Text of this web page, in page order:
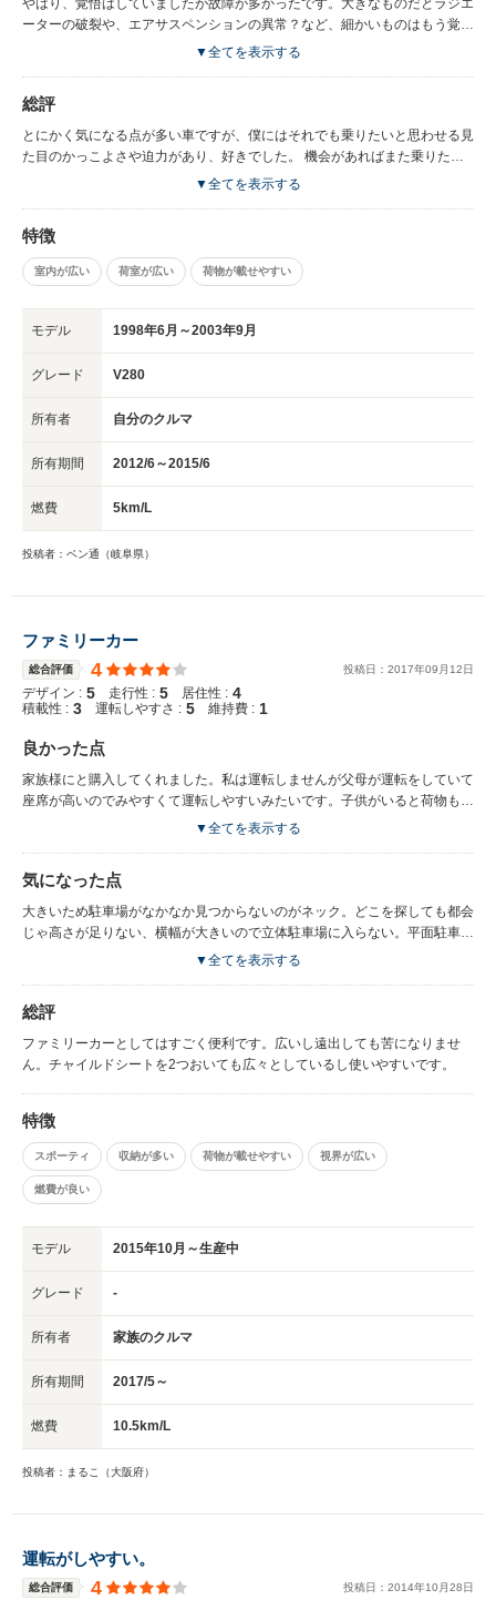
ーターの破裂や、エアサスペンションの異常？など、細かいものはもう覚え
ていられないくらいです。 周囲からは代車の期間の方が長いといわれるこ
登るか不安になるほどでした。 また、シートの移動もスライドじゃなく持
ち上げて置く位置をかえるイメージなので、頻繁に位置をかえるのはめんど
くさいです。
▼全てを表示する
総評
とにかく気になる点が多い車ですが、僕にはそれでも乗りたいと思わせる見
た目のかっこよさや迫力があり、好きでした。 機会があればまた乗りたい
▼全てを表示する
特徴
室内が広い 荷室が広い 荷物が載せやすい
モデル 1998年6月～2003年9月
グレード V280
所有者 自分のクルマ
所有期間 2012/6～2015/6
燃費 5km/L
投稿者：ベン通（岐阜県）
ファミリーカー
総合評価 4 投稿日： 2017年09 月 12日
デザイン : 5 走行性 : 5 居住性 : 4
積載性 : 3 運転しやすさ : 5 維持費 : 1
良かった点
家族様にと購入してくれました。私は運転しませんが父母が運転をしていて
座席が高いのでみやすくて運転しやすいみたいです。子供がいると荷物も増
えるし買い物してもたっぷりのるし、ベビーカーも乗せれるので便利です。
喜んでいます。ドアの開閉もボタン1つでできるので便利です。子供でも力
なく開けれてしまうのでロックがあればなお良いと思います。
▼全てを表示する
気になった点
大きいため駐車場がなかなか見つからないのがネック。どこを探しても都会
じゃ高さが足りない、横幅が大きいので立体駐車場に入らない。平面駐車場
しか無理なので家の近くに停めることができなかった。また出かけても大き
た。後部座席部に窓がないので少しだけでも開けれたら良いかと思います。
▼全てを表示する
総評
ファミリーカーとしてはすごく便利です。広いし遠出しても苦になりませ
ん。チャイルドシートを2つおいても広々としているし使いやすいです。
特徴
スポーティ 収納が多い 荷物が載せやすい 視界が広い
燃費が良い
モデル 2015年10月～生産中
グレード -
所有者 家族のクルマ
所有期間 2017/5～
燃費 10.5km/L
投稿者：まるこ（大阪府）
運転がしやすい。
総合評価 4 投稿日： 2014年10 月28日